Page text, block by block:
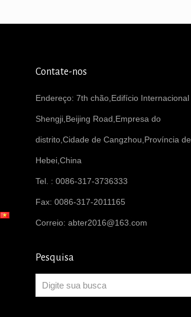
Contate-nos
Endereço: 7th chão,Edifício Internacional
Shengji,Beijing Road,Empresa do
distrito,Cidade de Cangzhou,Província de
Hebei,China
Tel. : 0086-317-3736333
Fax: 0086-317-2011165
Correio: abter2016@163.com
Pesquisa